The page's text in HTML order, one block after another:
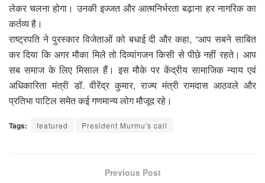
लेकर चलना होगा। उनकी इज्जत और आत्मनिर्भरता बढ़ाना हर नागरिक का
कर्तव्य है।
राष्ट्रपति ने पुरस्कार विजेताओं को बधाई दी और कहा, “आप सबने साबित
कर दिया कि अगर मौका मिले तो दिव्यांगजन किसी से पीछे नहीं रहते। आप
सब समाज के लिए मिसाल हैं। इस मौके पर केंद्रीय सामाजिक न्याय एवं
अधिकारिता मंत्री डॉ. वीरेंद्र कुमार, राज्य मंत्री रामदास आठवले और
प्रतिभा पाटिल समेत कई गणमान्य लोग मौजूद रहे।
Tags: featured President Murmu's call
Previous Post